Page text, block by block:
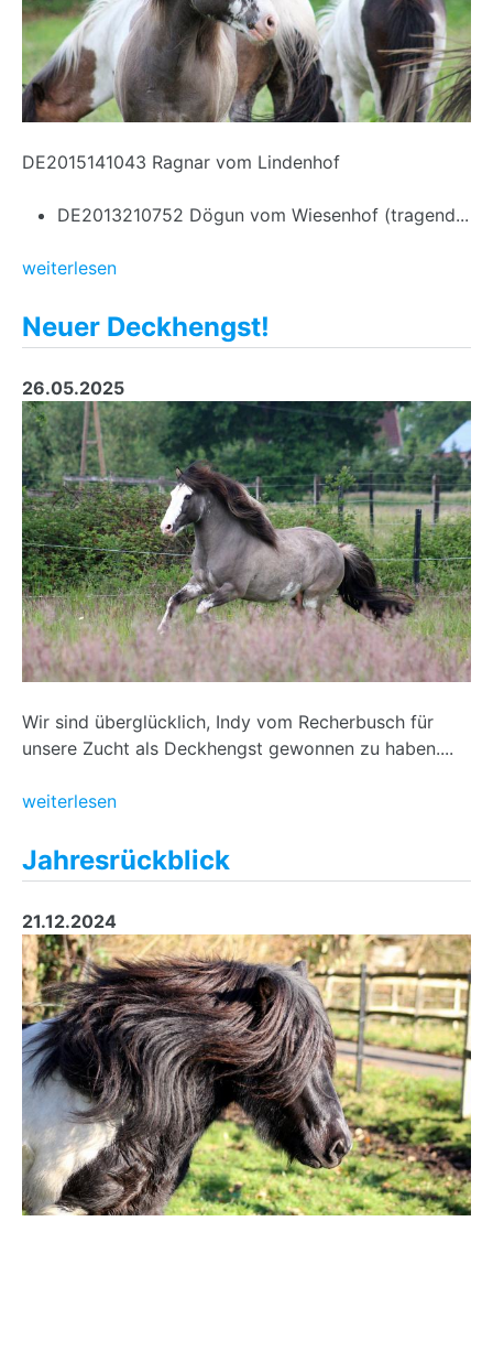
DE2015141043 Ragnar vom Lindenhof
DE2013210752 Dögun vom Wiesenhof (tragend...
weiterlesen
Neuer Deckhengst!
26.05.2025
Wir sind überglücklich, Indy vom Recherbusch für
unsere Zucht als Deckhengst gewonnen zu haben....
weiterlesen
Jahresrückblick
21.12.2024